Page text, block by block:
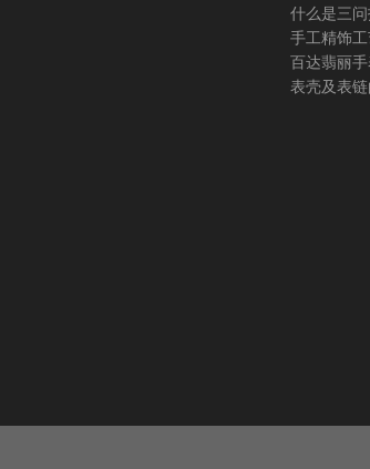
什么是三
手工精饰
百达翡丽
表壳及表